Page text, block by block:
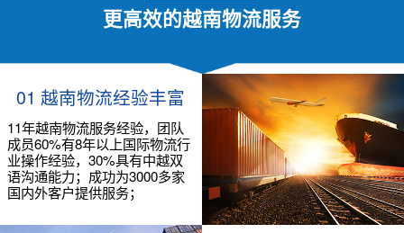
更高效的越南物流服务
01 越南物流经验丰富
11年越南物流服务经验，团队
成员60%有8年以上国际物流行
业操作经验，30%具有中越双
语沟通能力；成功为3000多家
国内外客户提供服务；